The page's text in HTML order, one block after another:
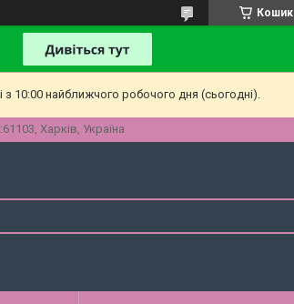
Кошик
10:00 найближчого робочого дня (сьогодні).
Харків, Україна